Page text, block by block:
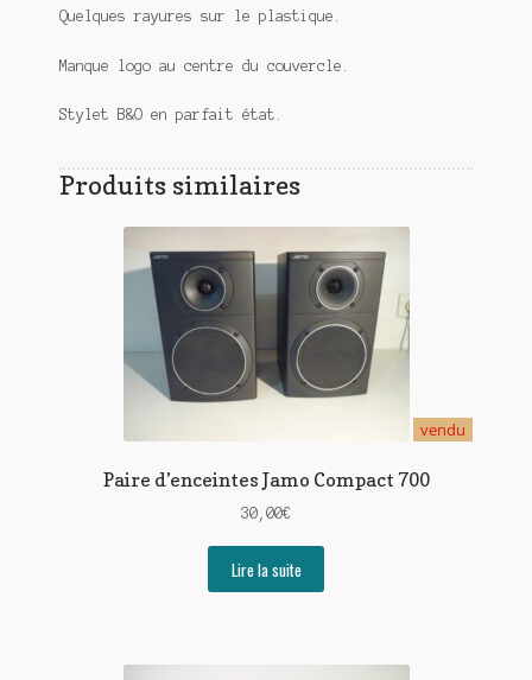
Quelques rayures sur le plastique.
Manque logo au centre du couvercle.
Stylet B&O en parfait état.
Produits similaires
vendu
Paire d’enceintes Jamo Compact 700
30,00€
Lire la suite